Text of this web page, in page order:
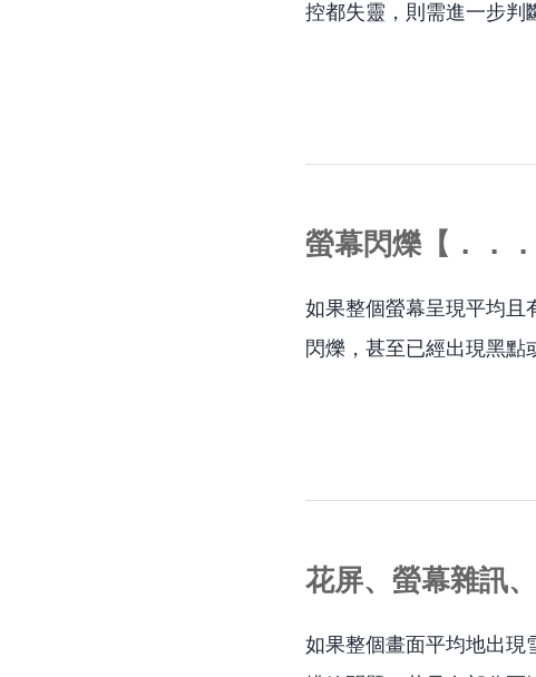
控都失靈，則需進一步判
螢幕閃爍【．．．
如果整個螢幕呈現平均且
閃爍，甚至已經出現黑點
花屏、 螢幕雜訊
如果整個畫面平均地出現